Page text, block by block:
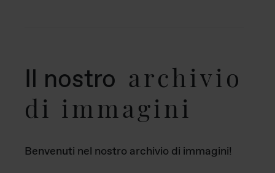
Il nostro archivio
di immagini
Benvenuti nel nostro archivio di immagini!